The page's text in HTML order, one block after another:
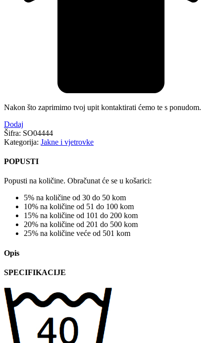
Nakon što zaprimimo tvoj upit kontaktirati ćemo te s ponudom.
Dodaj
Šifra: SO04444
Kategorija: Jakne i vjetrovke
POPUSTI
Popusti na količine. Obračunat će se u košarici:
5% na količine od 30 do 50 kom
10% na količine od 51 do 100 kom
15% na količine od 101 do 200 kom
20% na količine od 201 do 500 kom
25% na količine veće od 501 kom
Opis
SPECIFIKACIJE